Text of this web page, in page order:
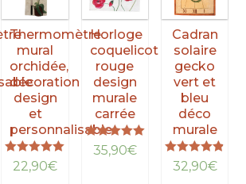
Thermomètre
mural
orchidée,
décoration
design
et
personnalisable
Note
5.00
22,90€
Horloge
coquelicot
rouge
design
murale
carrée
Note
5.00
35,90€
Cadran
solaire
gecko
vert et
bleu
déco
murale
Note
4.85
32,90€